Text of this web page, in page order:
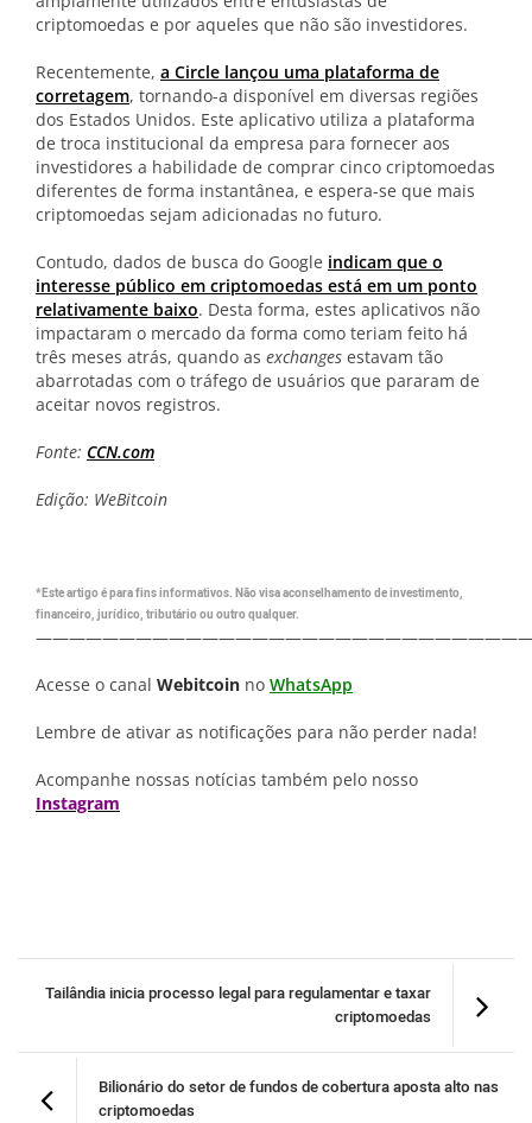
criptomoedas e por aqueles que não são investidores.
Recentemente, a Circle lançou uma plataforma de
corretagem, tornando-a disponível em diversas regiões
dos Estados Unidos. Este aplicativo utiliza a plataforma
de troca institucional da empresa para fornecer aos
investidores a habilidade de comprar cinco criptomoedas
diferentes de forma instantânea, e espera-se que mais
criptomoedas sejam adicionadas no futuro.
Contudo, dados de busca do Google indicam que o
interesse público em criptomoedas está em um ponto
relativamente baixo. Desta forma, estes aplicativos não
impactaram o mercado da forma como teriam feito há
três meses atrás, quando as exchanges estavam tão
abarrotadas com o tráfego de usuários que pararam de
aceitar novos registros.
Fonte: CCN.com
Edição: WeBitcoin
*Este artigo é para fins informativos. Não visa aconselhamento de investimento,
financeiro, jurídico, tributário ou outro qualquer.
Acesse o canal Webitcoin no WhatsApp
Lembre de ativar as notificações para não perder nada!
Acompanhe nossas notícias também pelo nosso
Instagram
Tailândia inicia processo legal para regulamentar e taxar
criptomoedas
Bilionário do setor de fundos de cobertura aposta alto nas
criptomoedas